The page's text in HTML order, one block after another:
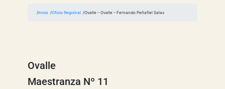
Inicio Oficio Registral Ovalle – Ovalle – Fernando Peñafiel Salas
Ovalle
Maestranza Nº 11